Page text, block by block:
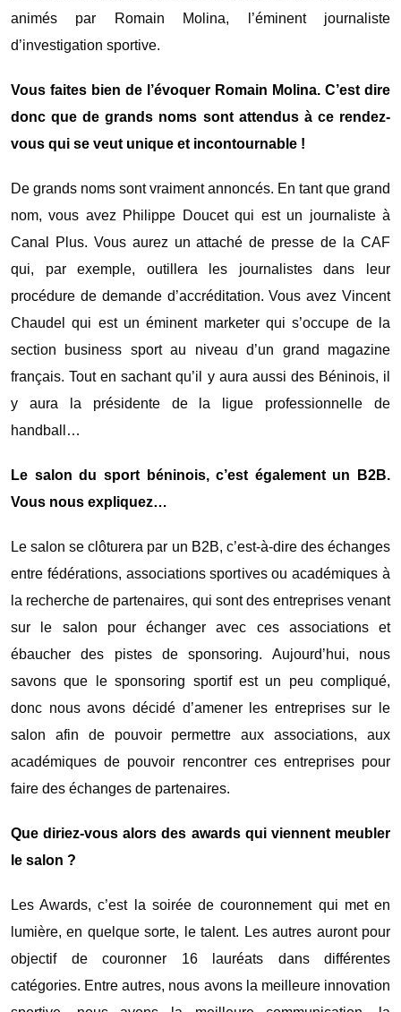
animés par Romain Molina, l’éminent journaliste
d’investigation sportive.
Vous faites bien de l’évoquer Romain Molina. C’est dire
donc que de grands noms sont attendus à ce rendez-
vous qui se veut unique et incontournable !
De grands noms sont vraiment annoncés. En tant que grand
nom, vous avez Philippe Doucet qui est un journaliste à
Canal Plus. Vous aurez un attaché de presse de la CAF
qui, par exemple, outillera les journalistes dans leur
procédure de demande d’accréditation. Vous avez Vincent
Chaudel qui est un éminent marketer qui s’occupe de la
section business sport au niveau d’un grand magazine
français. Tout en sachant qu’il y aura aussi des Béninois, il
y aura la présidente de la ligue professionnelle de
handball…
Le salon du sport béninois, c’est également un B2B.
Vous nous expliquez…
Le salon se clôturera par un B2B, c’est-à-dire des échanges
entre fédérations, associations sportives ou académiques à
la recherche de partenaires, qui sont des entreprises venant
sur le salon pour échanger avec ces associations et
ébaucher des pistes de sponsoring. Aujourd’hui, nous
savons que le sponsoring sportif est un peu compliqué,
donc nous avons décidé d’amener les entreprises sur le
salon afin de pouvoir permettre aux associations, aux
académiques de pouvoir rencontrer ces entreprises pour
faire des échanges de partenaires.
Que diriez-vous alors des awards qui viennent meubler
le salon ?
Les Awards, c’est la soirée de couronnement qui met en
lumière, en quelque sorte, le talent. Les autres auront pour
objectif de couronner 16 lauréats dans différentes
catégories. Entre autres, nous avons la meilleure innovation